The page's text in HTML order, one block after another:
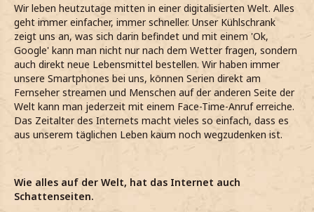
Wir leben heutzutage mitten in einer digitalisierten Welt. Alles
geht immer einfacher, immer schneller. Unser Kühlschrank
zeigt uns an, was sich darin befindet und mit einem 'Ok,
Google' kann man nicht nur nach dem Wetter fragen, sondern
auch direkt neue Lebensmittel bestellen. Wir haben immer
unsere Smartphones bei uns, können Serien direkt am
Fernseher streamen und Menschen auf der anderen Seite der
Welt kann man jederzeit mit einem Face-Time-Anruf erreiche.
Das Zeitalter des Internets macht vieles so einfach, dass es
aus unserem täglichen Leben kaum noch wegzudenken ist.
Wie alles auf der Welt, hat das Internet auch
Schattenseiten.